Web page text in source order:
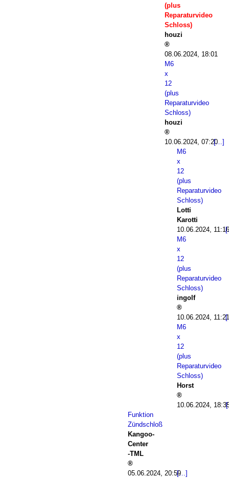
(plus
Reparaturvideo
Schloss)
houzi
08.06.2024, 18:01
M6
x
12
(plus
Reparaturvideo
Schloss)
houzi
10.06.2024, 07:20
M6
x
12
(plus
Reparaturvideo
Schloss)
Lotti
Karotti
10.06.2024, 11:16
M6
x
12
(plus
Reparaturvideo
Schloss)
ingolf
10.06.2024, 11:21
M6
x
12
(plus
Reparaturvideo
Schloss)
Horst
10.06.2024,
Funktion
Zündschloß
Kangoo-
Center
-TML
05.06.2024, 20:59